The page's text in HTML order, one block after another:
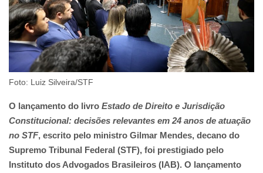
Foto: Luiz Silveira/STF
O lançamento do livro Estado de Direito e Jurisdição
Constitucional: decisões relevantes em 24 anos de atuação
no STF, escrito pelo ministro Gilmar Mendes, decano do
Supremo Tribunal Federal (STF), foi prestigiado pelo
Instituto dos Advogados Brasileiros (IAB). O lançamento